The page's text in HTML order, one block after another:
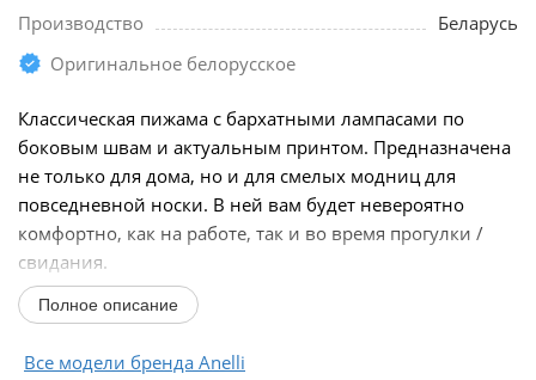
Производство
Беларусь
Оригинальное белорусское
Классическая пижама с бархатными лампасами по
боковым швам и актуальным принтом. Предназначена
не только для дома, но и для смелых модниц для
повседневной носки. В ней вам будет невероятно
комфортно, как на работе, так и во время прогулки /
свидания.
Верх длиной до бедра, с классическим воротником...
Полное описание
Все модели бренда Anelli